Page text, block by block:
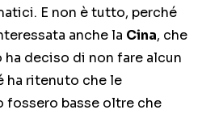
E non è tutto, perché
anche la Cina, che
deciso di non fare alcun
ha ritenuto che le
fossero basse oltre che